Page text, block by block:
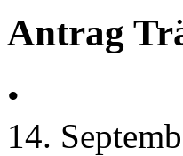
Antrag
•
14.